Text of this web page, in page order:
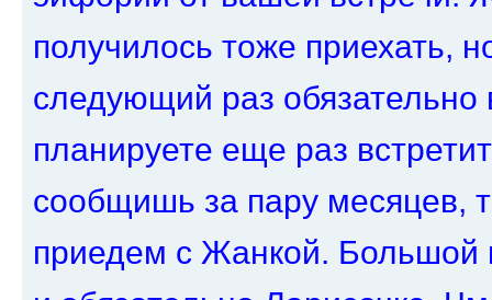
получилось тоже приехать,
следующий раз обязательно
планируете еще раз
сообщишь за пару месяцев,
приедем с Жанкой. Большой